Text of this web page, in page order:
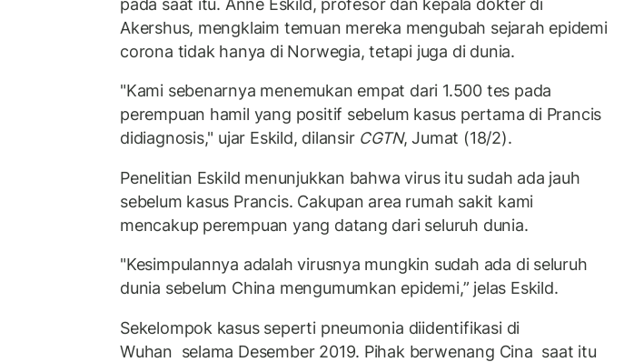
Akershus, mengklaim temuan mereka mengubah sejarah epidemi
corona tidak hanya di Norwegia, tetapi juga di dunia.
"Kami sebenarnya menemukan empat dari 1.500 tes pada
perempuan hamil yang positif sebelum kasus pertama di Prancis
didiagnosis," ujar Eskild, dilansir CGTN, Jumat (18/2).
Penelitian Eskild menunjukkan bahwa virus itu sudah ada jauh
sebelum kasus Prancis. Cakupan area rumah sakit kami
mencakup perempuan yang datang dari seluruh dunia.
"Kesimpulannya adalah virusnya mungkin sudah ada di seluruh
dunia sebelum China mengumumkan epidemi,” jelas Eskild.
Sekelompok kasus seperti pneumonia diidentifikasi di
Wuhan selama Desember 2019. Pihak berwenang Cina saat itu